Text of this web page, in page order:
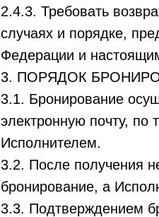
2.4.3. Требовать
случаях и порядке,
Федерации и
3. ПОРЯДОК
3.1. Бронирование
электронную почту,
Исполнителем.
3.2. После получения
бронирование, а
3.3. Подтверждением